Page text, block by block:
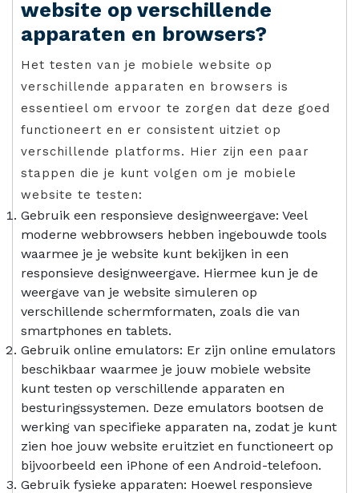
website op verschillende
apparaten en browsers?
Het testen van je mobiele website op
verschillende apparaten en browsers is
essentieel om ervoor te zorgen dat deze goed
functioneert en er consistent uitziet op
verschillende platforms. Hier zijn een paar
stappen die je kunt volgen om je mobiele
website te testen:
Gebruik een responsieve designweergave: Veel
moderne webbrowsers hebben ingebouwde tools
waarmee je je website kunt bekijken in een
responsieve designweergave. Hiermee kun je de
weergave van je website simuleren op
verschillende schermformaten, zoals die van
smartphones en tablets.
Gebruik online emulators: Er zijn online emulators
beschikbaar waarmee je jouw mobiele website
kunt testen op verschillende apparaten en
besturingssystemen. Deze emulators bootsen de
werking van specifieke apparaten na, zodat je kunt
zien hoe jouw website eruitziet en functioneert op
bijvoorbeeld een iPhone of een Android-telefoon.
Gebruik fysieke apparaten: Hoewel responsieve